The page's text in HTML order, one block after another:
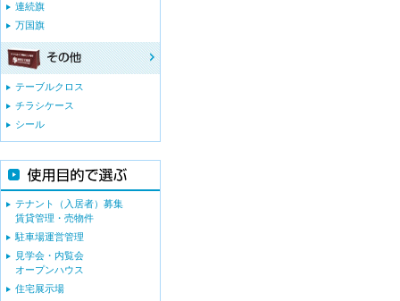
連続旗
万国旗
テーブルクロス
チラシケース
シール
テナント（入居者）募集
賃貸管理・売物件
駐車場運営管理
見学会・内覧会
オープンハウス
住宅展示場